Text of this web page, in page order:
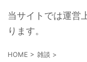
当サイトでは運営
ります。
HOME > 雑談 >